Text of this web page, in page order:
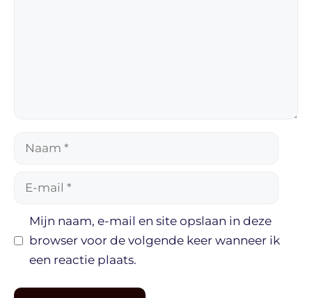
Naam
Mijn naam, e-mail en site opslaan in deze
browser voor de volgende keer wanneer ik
een reactie plaats.